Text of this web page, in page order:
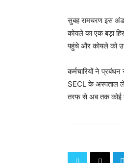
सुबह रामचरण इस
कोयले का एक बड़ा
पहुंचे और कोयले को
कर्मचारियों ने
SECL के अस्पताल
तरफ से अब तक कोई